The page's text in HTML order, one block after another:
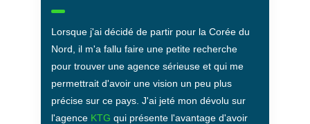
Lorsque j'ai décidé de partir pour la Corée du
Nord, il m'a fallu faire une petite recherche
pour trouver une agence sérieuse et qui me
permettrait d'avoir une vision un peu plus
précise sur ce pays. J'ai jeté mon dévolu sur
l'agence KTG qui présente l'avantage d'avoir